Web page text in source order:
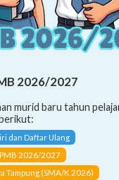
2026/2027
murid baru tahun
dan Daftar Ulang
2026/2027
Tampung (SMA/K 2026)